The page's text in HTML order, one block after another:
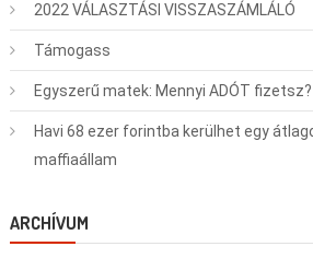
2022 VÁLASZTÁSI VISSZASZÁMLÁLÓ
Támogass
Egyszerű matek: Mennyi ADÓT fizetsz?
Havi 68 ezer forintba kerülhet egy
maffiaállam
ARCHÍVUM